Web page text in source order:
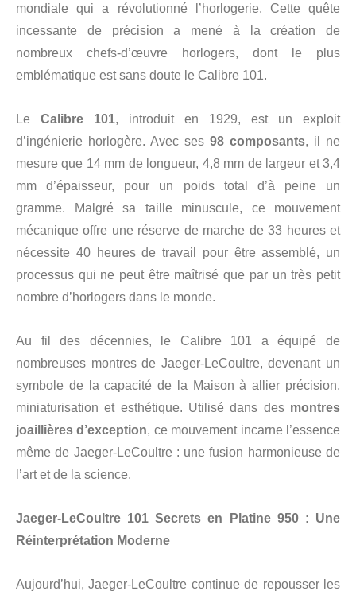
mondiale qui a révolutionné l’horlogerie. Cette quête
incessante de précision a mené à la création de
nombreux chefs-d’œuvre horlogers, dont le plus
emblématique est sans doute le Calibre 101.
Le Calibre 101, introduit en 1929, est un exploit
d’ingénierie horlogère. Avec ses 98 composants, il ne
mesure que 14 mm de longueur, 4,8 mm de largeur et 3,4
mm d’épaisseur, pour un poids total d’à peine un
gramme. Malgré sa taille minuscule, ce mouvement
mécanique offre une réserve de marche de 33 heures et
nécessite 40 heures de travail pour être assemblé, un
processus qui ne peut être maîtrisé que par un très petit
nombre d’horlogers dans le monde.
Au fil des décennies, le Calibre 101 a équipé de
nombreuses montres de Jaeger-LeCoultre, devenant un
symbole de la capacité de la Maison à allier précision,
miniaturisation et esthétique. Utilisé dans des montres
joaillières d’exception, ce mouvement incarne l’essence
même de Jaeger-LeCoultre : une fusion harmonieuse de
l’art et de la science.
Jaeger-LeCoultre 101 Secrets en Platine 950 : Une
Réinterprétation Moderne
Aujourd’hui, Jaeger-LeCoultre continue de repousser les